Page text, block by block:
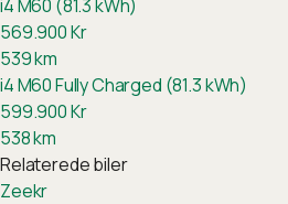
i4 M60 (81.3 kWh)
569.900Kr
539km
i4 M60 Fully Charged (81.3 kWh)
599.900Kr
538km
Relaterede biler
Zeekr